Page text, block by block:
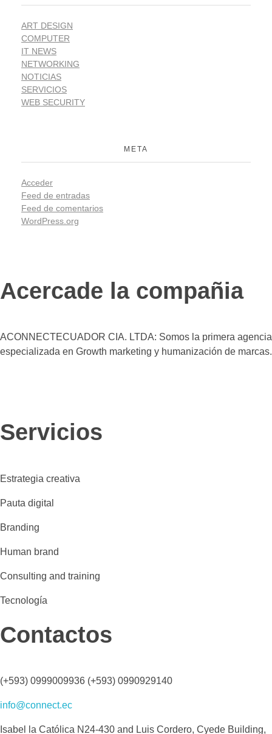
ART DESIGN
COMPUTER
IT NEWS
NETWORKING
NOTICIAS
SERVICIOS
WEB SECURITY
META
Acceder
Feed de entradas
Feed de comentarios
WordPress.org
Acercade la compañia
ACONNECTECUADOR CIA. LTDA: Somos la primera agencia
especializada en Growth marketing y humanización de marcas.
Servicios
Estrategia creativa
Pauta digital
Branding
Human brand
Consulting and training
Tecnología
Contactos
(+593) 0999009936 (+593) 0990929140
info@connect.ec
Isabel la Católica N24-430 and Luis Cordero, Cyede Building,